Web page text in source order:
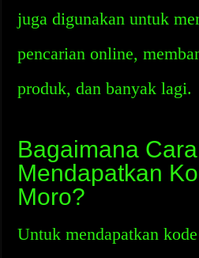
juga digunakan untuk
pencarian online,
produk, dan banyak lagi.
Bagaimana Cara
Mendapatkan
Moro?
Untuk mendapatkan